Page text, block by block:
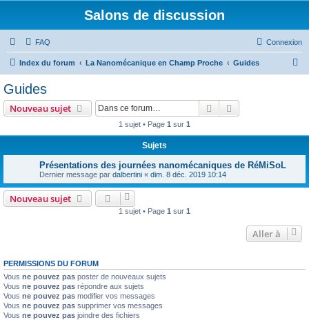
Salons de discussion
FAQ Connexion
Index du forum La Nanomécanique en Champ Proche Guides
Guides
Nouveau sujet Rechercher
1 sujet • Page 1 sur 1
Sujets
Présentations des journées nanomécaniques de RéMiSoL
Dernier message par dalbertini « dim. 8 déc. 2019 10:14
Nouveau sujet
1 sujet • Page 1 sur 1
Aller à
PERMISSIONS DU FORUM
Vous ne pouvez pas poster de nouveaux sujets
Vous ne pouvez pas répondre aux sujets
Vous ne pouvez pas modifier vos messages
Vous ne pouvez pas supprimer vos messages
Vous ne pouvez pas joindre des fichiers